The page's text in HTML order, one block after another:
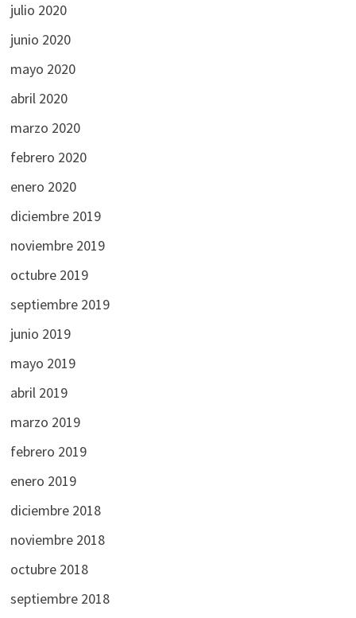
julio 2020
junio 2020
mayo 2020
abril 2020
marzo 2020
febrero 2020
enero 2020
diciembre 2019
noviembre 2019
octubre 2019
septiembre 2019
junio 2019
mayo 2019
abril 2019
marzo 2019
febrero 2019
enero 2019
diciembre 2018
noviembre 2018
octubre 2018
septiembre 2018